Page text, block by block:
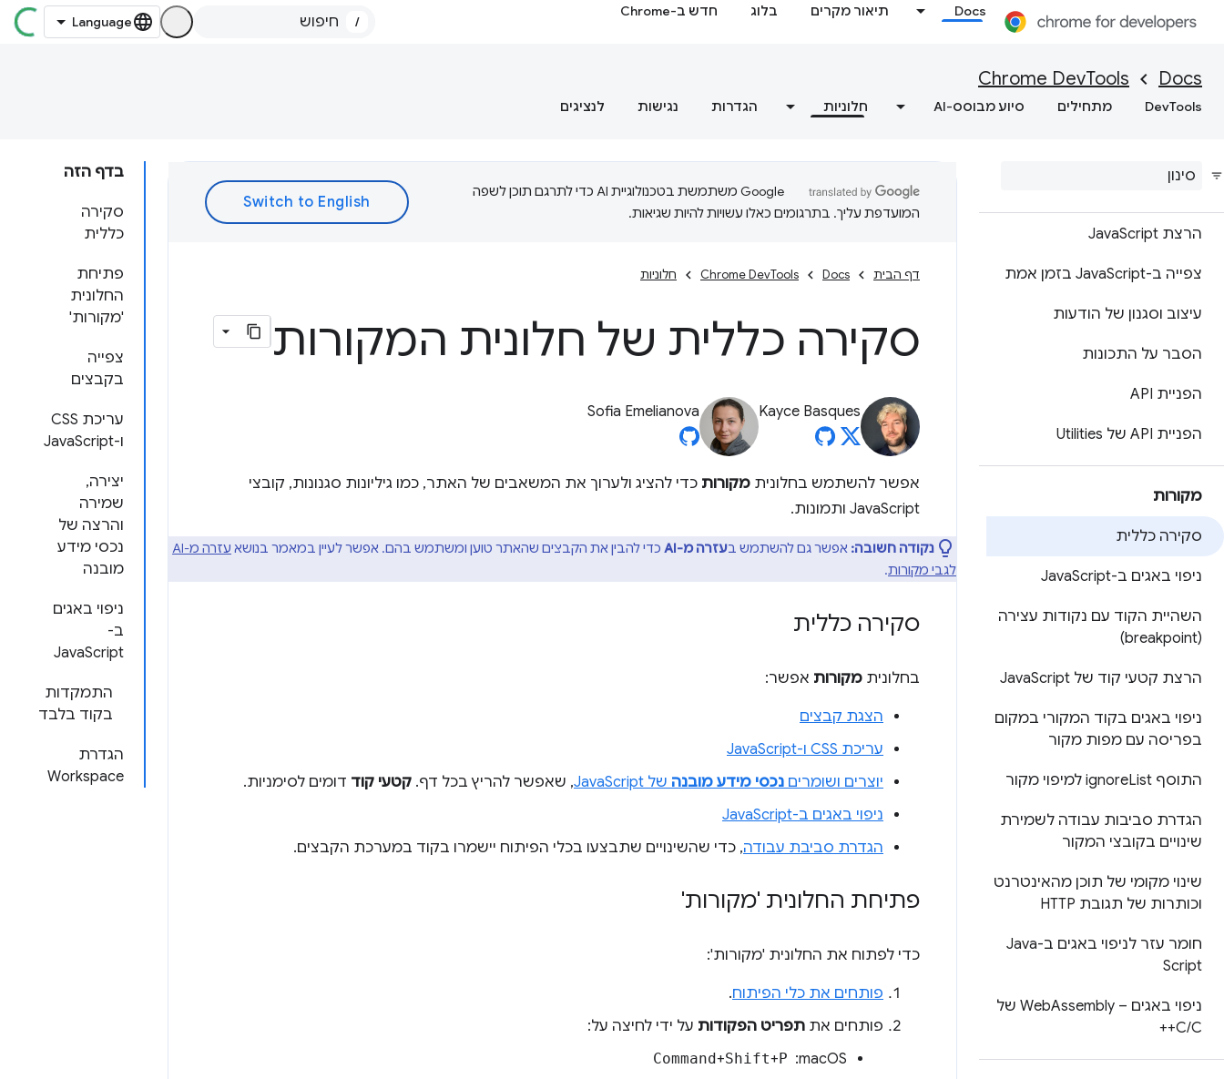
Docs תיאור מקרים בלוג חדש ב-Chrome
/
Docs
Chrome DevTools
DevTools מתחילים סיוע מבוסס-AI חלוניות הגדרות נגישות לנציגים
סקירה כללית
הרצת Java Script
צפייה ב-JavaScript בזמן אמת
עיצוב וסגנון של הודעות
הסבר על התכונות
הפניית API
הפניית API של Utilities
מקורות
סקירה כללית
ניפוי באגים ב-JavaScript
השהיית הקוד עם נקודות עצירה
(breakpoint)
הרצת קטעי קוד של Java Script
ניפוי באגים בקוד המקורי במקום
בפריסה עם מפות מקור
התוסף ignore List למיפוי מקור
הגדרת סביבות עבודה לשמירת
שינויים בקובצי המקור
שינוי מקומי של תוכן מהאינטרנט
וכותרות של תגובת HTTP
חומר עזר לניפוי באגים ב-Java
Script
ניפוי באגים – Web
Assembly של
C/C++
בדף הזה
סקירה
כללית
פתיחת
החלונית
'מקורות'
צפייה
בקבצים
עריכת CSS
ו-JavaScript
יצירה,
שמירה
והרצה של
נכסי מידע
מובנה
ניפוי באגים
ב-
JavaScript
התמקדות
בקוד בלבד
הגדרת
Workspace
‫Google משתמשת בטכנולוגיית AI כדי לתרגם תוכן לשפה
המועדפת עליך. בתרגומים כאלו עשויות להיות שגיאות.
דף הבית Docs
Chrome DevTools חלוניות
סקירה כללית של חלונית המקורות
Kayce Basques
Sofia Emelianova
אפשר להשתמש בחלונית מקורות כדי להציג ולערוך את המשאבים של האתר, כמו גיליונות סגנונות, קובצי
JavaScript ותמונות.
נקודה חשובה: אפשר גם להשתמש בעזרה מ-AI כדי להבין את הקבצים שהאתר טוען ומשתמש בהם. אפשר לעיין במאמר בנושא
עזרה מ-AI
לגבי מקורות.
סקירה כללית
בחלונית מקורות אפשר:
הצגת קבצים
עריכת CSS ו-JavaScript
יוצרים ושומרים נכסי מידע מובנה של JavaScript , שאפשר להריץ בכל דף. קטעי קוד דומים לסימניות.
ניפוי באגים ב-JavaScript
הגדרת סביבת עבודה, כדי שהשינויים שתבצעו בכלי הפיתוח יישמרו בקוד במערכת הקבצים.
פתיחת החלונית 'מקורות'
כדי לפתוח את החלונית 'מקורות':
פותחים את כלי הפיתוח.
פותחים את תפריט הפקודות על ידי לחיצה על:
‫macOS: ‏
Command+Shift+P